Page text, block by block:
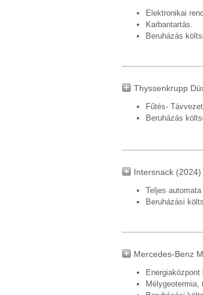
Elektronikai
Karbantartás.
Beruházás
Thyssenkrupp
Fűtés-
Beruházás
Intersnack (2024)
Teljes
Beruházási
Mercedes-Benz